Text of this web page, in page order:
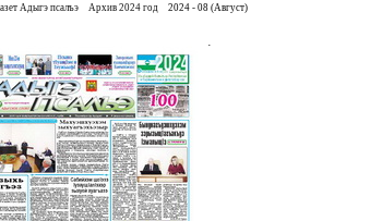
Адыгэ псалъэ Архив 2024 год 2024 - 08 (Август)